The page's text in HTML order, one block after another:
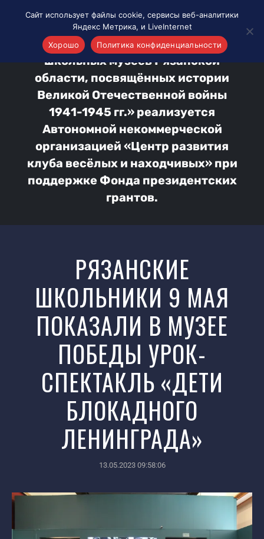
На главную Школьные музеи
Проект «Интерактивная карта
школьных музеев Рязанской
области, посвящённых истории
Великой Отечественной войны
1941-1945 гг.» реализуется
Автономной некоммерческой
организацией «Центр развития
клуба весёлых и находчивых» при
поддержке Фонда президентских
грантов.
РЯЗАНСКИЕ
ШКОЛЬНИКИ 9 МАЯ
ПОКАЗАЛИ В МУЗЕЕ
ПОБЕДЫ УРОК-
СПЕКТАКЛЬ «ДЕТИ
БЛОКАДНОГО
ЛЕНИНГРАДА»
13.05.2023 09:58:06
Сайт использует файлы cookie, сервисы веб-аналитики
Яндекс Метрика, и LiveInternet
Хорошо
Политика конфиденциальности